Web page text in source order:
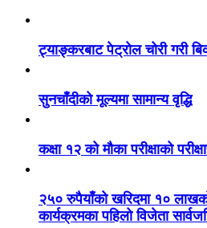
ट्याङ्करबाट पेट्रोल चोरी गरी
सुनचाँदीको मूल्यमा सामान्य वृद्धि
कक्षा १२ को मौका परीक्षाको
२५० रुपैयाँको खरिदमा १०
कार्यक्रमका पहिलो विजेता